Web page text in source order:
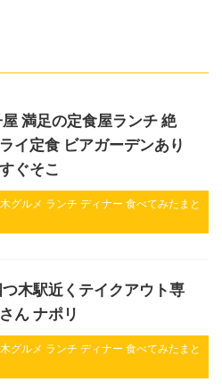
満足の定食屋ランチ 絶
イ定食 ビアガーデンあり
ぐそこ
グルメ ランチ ディナー 食べてみたまと
木駅近くテイクアウト専
ん ナポリ
グルメ ランチ ディナー 食べてみたまと